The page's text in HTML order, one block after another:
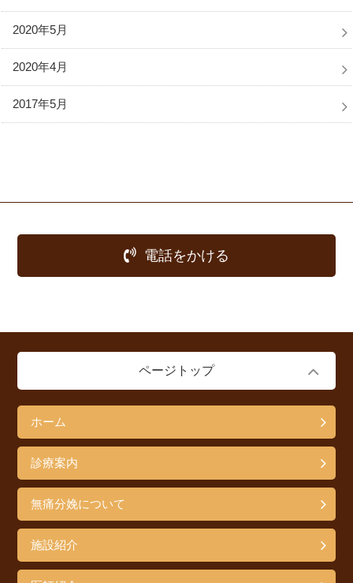
2020年5月
2020年4月
2017年5月
電話をかける
ページトップ
ホーム
診療案内
無痛分娩について
施設紹介